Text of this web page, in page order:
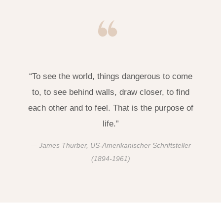
“To see the world, things dangerous to come
to, to see behind walls, draw closer, to find
each other and to feel. That is the purpose of
life.”
James Thurber, US-Amerikanischer Schriftsteller
(1894-1961)